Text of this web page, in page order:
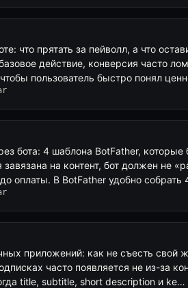
что прятать за пейволл, а что
действие, конверсия часто
пользователь быстро понял
бота: 4 шаблона BotFather,
на контент, бот должен не
оплаты. В BotFather удобно собрать
приложений: как не съесть свой
часто появляется не из-за
title, subtitle, short description и ke…